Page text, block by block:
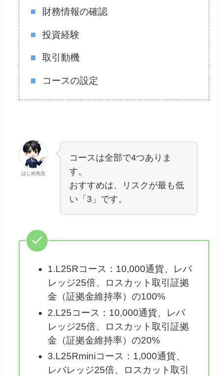
財務情報の確認
投資経験
取引動機
コースの設定
はじめ先生
コースは全部で4つありま
す。
おすすめは、リスクが最も低
い「3」です。
1.L25Rコース：10,000通貨、レバ
レッジ25倍、ロスカット取引証拠
金（証拠金維持率）の100%
2.L25コース：10,000通貨、レバ
レッジ25倍、ロスカット取引証拠
金（証拠金維持率）の20%
3.L25Rminiコース：1,000通貨、
レバレッジ25倍、ロスカット取引